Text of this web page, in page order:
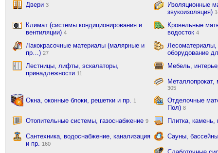
Двери 3
Изоляционные
звукоизоляция)
Климат (системы кондиционирования и
вентиляции) 4
Кровельные
водосток 4
Лакокрасочные материалы (малярные и
пр…) 27
оборудование
Лестницы, лифты, эскалаторы,
принадлежности 11
Мебель,
305
Окна, оконные блоки, решетки и пр. 1
Отделочные
Пол) 8
Отопительные системы, газоснабжение 9 Плитка,
Сантехника, водоснабжение, канализация
и пр.
160
Сауны,